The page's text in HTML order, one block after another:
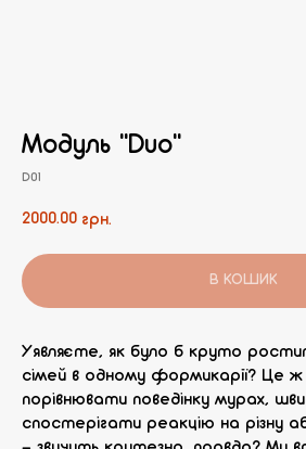
Модуль "Duo"
D01
2000.00 грн.
В КОШИК
Уявляєте, як було б круто
сімей в одному формикарії? Це
порівнювати поведінку мурах,
спостерігати реакцію на різну